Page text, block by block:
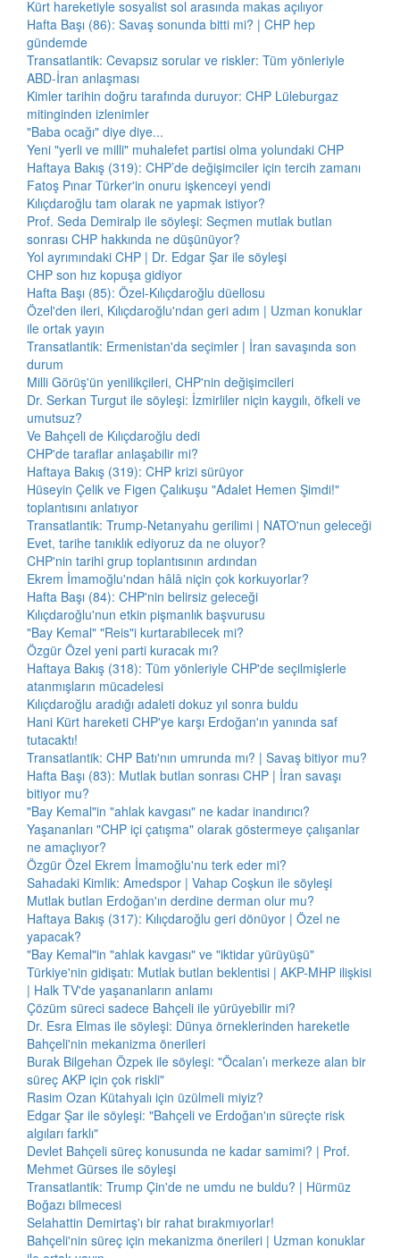
Kürt hareketiyle sosyalist sol arasında makas açılıyor
Hafta Başı (86): Savaş sonunda bitti mi? | CHP hep
gündemde
Transatlantik: Cevapsız sorular ve riskler: Tüm yönleriyle
ABD-İran anlaşması
Kimler tarihin doğru tarafında duruyor: CHP Lüleburgaz
mitinginden izlenimler
"Baba ocağı" diye diye...
Yeni "yerli ve milli" muhalefet partisi olma yolundaki CHP
Haftaya Bakış (319): CHP’de değişimciler için tercih zamanı
Fatoş Pınar Türker'in onuru işkenceyi yendi
Kılıçdaroğlu tam olarak ne yapmak istiyor?
Prof. Seda Demiralp ile söyleşi: Seçmen mutlak butlan
sonrası CHP hakkında ne düşünüyor?
Yol ayrımındaki CHP | Dr. Edgar Şar ile söyleşi
CHP son hız kopuşa gidiyor
Hafta Başı (85): Özel-Kılıçdaroğlu düellosu
Özel'den ileri, Kılıçdaroğlu'ndan geri adım | Uzman konuklar
ile ortak yayın
Transatlantik: Ermenistan'da seçimler | İran savaşında son
durum
Milli Görüş'ün yenilikçileri, CHP'nin değişimcileri
Dr. Serkan Turgut ile söyleşi: İzmirliler niçin kaygılı, öfkeli ve
umutsuz?
Ve Bahçeli de Kılıçdaroğlu dedi
CHP'de taraflar anlaşabilir mi?
Haftaya Bakış (319): CHP krizi sürüyor
Hüseyin Çelik ve Figen Çalıkuşu "Adalet Hemen Şimdi!"
toplantısını anlatıyor
Transatlantik: Trump-Netanyahu gerilimi | NATO'nun geleceği
Evet, tarihe tanıklık ediyoruz da ne oluyor?
CHP'nin tarihi grup toplantısının ardından
Ekrem İmamoğlu'ndan hâlâ niçin çok korkuyorlar?
Hafta Başı (84): CHP'nin belirsiz geleceği
Kılıçdaroğlu'nun etkin pişmanlık başvurusu
"Bay Kemal" "Reis"i kurtarabilecek mi?
Özgür Özel yeni parti kuracak mı?
Haftaya Bakış (318): Tüm yönleriyle CHP'de seçilmişlerle
atanmışların mücadelesi
Kılıçdaroğlu aradığı adaleti dokuz yıl sonra buldu
Hani Kürt hareketi CHP'ye karşı Erdoğan'ın yanında saf
tutacaktı!
Transatlantik: CHP Batı'nın umrunda mı? | Savaş bitiyor mu?
Hafta Başı (83): Mutlak butlan sonrası CHP | İran savaşı
bitiyor mu?
"Bay Kemal"in "ahlak kavgası" ne kadar inandırıcı?
Yaşananları "CHP içi çatışma" olarak göstermeye çalışanlar
ne amaçlıyor?
Özgür Özel Ekrem İmamoğlu'nu terk eder mi?
Sahadaki Kimlik: Amedspor | Vahap Coşkun ile söyleşi
Mutlak butlan Erdoğan'ın derdine derman olur mu?
Haftaya Bakış (317): Kılıçdaroğlu geri dönüyor | Özel ne
yapacak?
"Bay Kemal"in "ahlak kavgası" ve "iktidar yürüyüşü"
Türkiye'nin gidişatı: Mutlak butlan beklentisi | AKP-MHP ilişkisi
| Halk TV'de yaşananların anlamı
Çözüm süreci sadece Bahçeli ile yürüyebilir mi?
Dr. Esra Elmas ile söyleşi: Dünya örneklerinden hareketle
Bahçeli'nin mekanizma önerileri
Burak Bilgehan Özpek ile söyleşi: "Öcalan’ı merkeze alan bir
süreç AKP için çok riskli"
Rasim Ozan Kütahyalı için üzülmeli miyiz?
Edgar Şar ile söyleşi: "Bahçeli ve Erdoğan'ın süreçte risk
algıları farklı"
Devlet Bahçeli süreç konusunda ne kadar samimi? | Prof.
Mehmet Gürses ile söyleşi
Transatlantik: Trump Çin'de ne umdu ne buldu? | Hürmüz
Boğazı bilmecesi
Selahattin Demirtaş'ı bir rahat bırakmıyorlar!
Bahçeli'nin süreç için mekanizma önerileri | Uzman konuklar